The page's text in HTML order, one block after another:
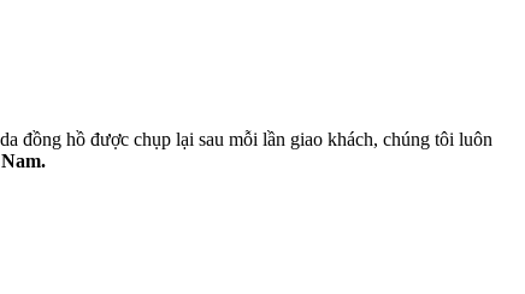
đồng hồ được chụp lại sau mỗi lần giao khách, chúng tôi luôn